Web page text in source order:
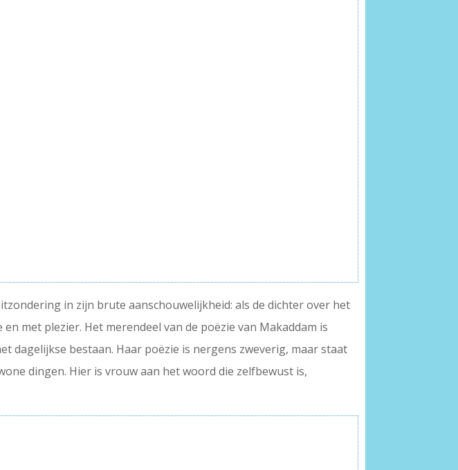
in zijn brute aanschouwelijkheid: als de dichter over het
met plezier. Het merendeel van de poëzie van Makaddam is
dagelijkse bestaan. Haar poëzie is nergens zweverig, maar staat
dingen. Hier is vrouw aan het woord die zelfbewust is,